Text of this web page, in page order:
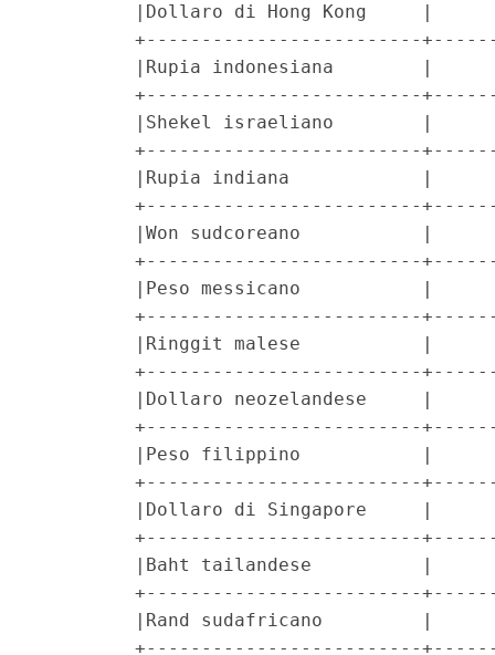
|Dollaro di Hong Kong     |
+-------------------------
|Rupia indonesiana        |
+-------------------------
|Shekel israeliano        |
+-------------------------
|Rupia indiana            |
+-------------------------
|Won sudcoreano           |
+-------------------------
|Peso messicano           |
+-------------------------
|Ringgit malese           |
+-------------------------
|Dollaro neozelandese     |
+-------------------------
|Peso filippino           |
+-------------------------
|Dollaro di Singapore     |
+-------------------------
|Baht tailandese          |
+-------------------------
|Rand sudafricano         |
+-------------------------